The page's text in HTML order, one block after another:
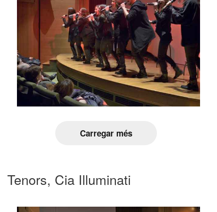
Carregar més
Tenors, Cia Illuminati